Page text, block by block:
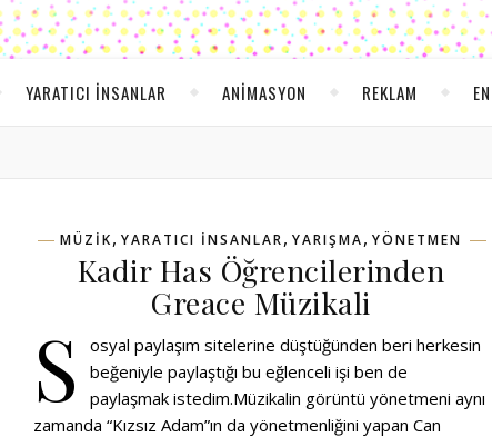
YARATICI INSANLAR ANIMASYON REKLAM
MÜZIK, YARATICI INSANLAR, YARIŞMA, YÖNETMEN
Kadir Has Öğrencilerinden
Greace Müzikali
S
osyal paylaşım sitelerine düştüğünden beri herkesin
beğeniyle paylaştığı bu eğlenceli işi ben de
paylaşmak istedim.Müzikalin görüntü yönetmeni aynı
zamanda “Kızsız Adam”ın da yönetmenliğini yapan Can